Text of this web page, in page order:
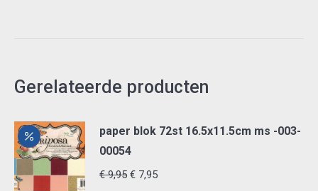
Gerelateerde producten
paper blok 72st 16.5x11.5cm ms -003-
00054
€9,95 Oorspronkelijke
€ 7,95Huidige